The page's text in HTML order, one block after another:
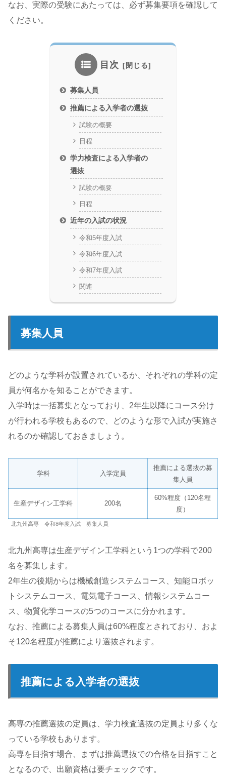
なお、実際の受験にあたっては、必ず募集要項を確認して
ください。
目次
募集人員
推薦による入学者の選抜
試験の概要
日程
学力検査による入学者の
選抜
試験の概要
日程
近年の入試の状況
令和5年度入試
令和6年度入試
令和7年度入試
関連
募集人員
どのような学科が設置されているか、それぞれの学科の定
員が何名かを知ることができます。
入学時は一括募集となっており、2年生以降にコース分け
が行われる学校もあるので、どのような形で入試が実施さ
れるのか確認しておきましょう。
学科 入学定員
推薦による選抜の募
集人員
生産デザイン工学科 200名
60%程度（120名程
度）
北九州高専 令和8年度入試 募集人員
北九州高専は生産デザイン工学科という1つの学科で200
名を募集します。
2年生の後期からは機械創造システムコース、知能ロボッ
トシステムコース、電気電子コース、情報システムコー
ス、物質化学コースの5つのコースに分かれます。
なお、推薦による募集人員は60%程度とされており、およ
そ120名程度が推薦により選抜されます。
推薦による入学者の選抜
高専の推薦選抜の定員は、学力検査選抜の定員より多くな
っている学校もあります。
高専を目指す場合、まずは推薦選抜での合格を目指すこと
となるので、出願資格は要チェックです。